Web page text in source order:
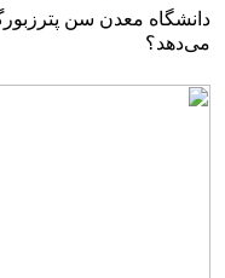
دانشگاه معدن سن
می‌دهد؟